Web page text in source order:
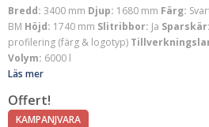
Bredd: 3400 mm Djup: 1680 mm Färg:
BM Höjd: 1740 mm Slitribbor: Ja Sparskär:
profilering (färg & logotyp)
Volym: 6000 l
Läs mer
Offert!
KAMPANJVARA